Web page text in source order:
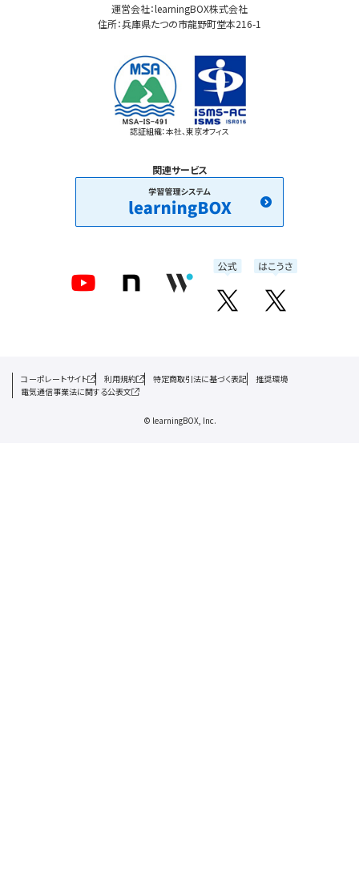
運営会社：learningBOX株式会社
住所：兵庫県たつの市龍野町堂本216-1
認証組織：本社、東京オフィス
関連サービス
コーポレートサイト 利用規約 特定商取引法に基づく表記
推奨環境
電気通信事業法に関する公表文
© learningBOX, Inc.